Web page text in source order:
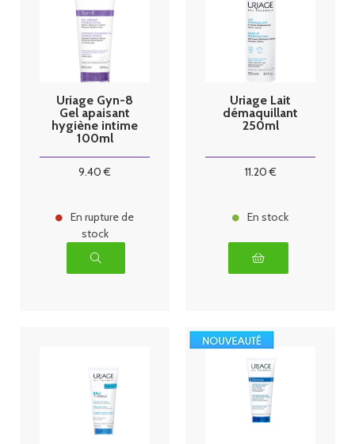
Uriage Gyn-8
Gel apaisant
hygiène intime
100ml
9.40 €
En rupture de
stock
Uriage Lait
démaquillant
250ml
11.20€
En stock